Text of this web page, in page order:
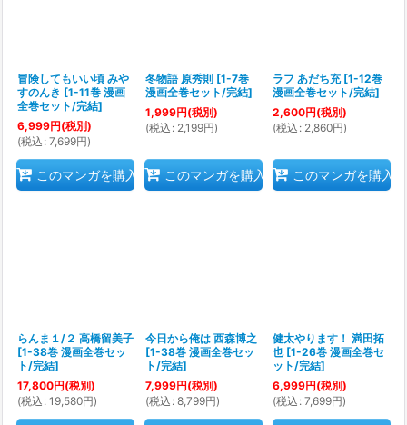
冒険してもいい頃 みや
すのんき [1-11巻 漫画
全巻セット/完結]
6,999円(税別)
(税込 : 7,699円)
このマンガを購入
冬物語 原秀則 [1-7巻
漫画全巻セット/完結]
1,999円(税別)
(税込 : 2,199円)
このマンガを購入
ラフ あだち充 [1-12巻
漫画全巻セット/完結]
2,600円(税別)
(税込 : 2,860円)
このマンガを購入
らんま１/２ 高橋留美子
[1-38巻 漫画全巻セッ
ト/完結]
17,800円(税別)
(税込 : 19,580円)
今日から俺は 西森博之
[1-38巻 漫画全巻セッ
ト/完結]
7,999円(税別)
(税込 : 8,799円)
健太やります！ 満田拓
也 [1-26巻 漫画全巻セ
ット/完結]
6,999円(税別)
(税込 : 7,699円)